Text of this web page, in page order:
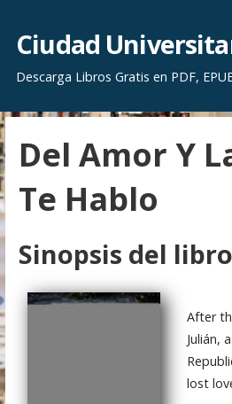
r
a
l
c
o
n
e
n
i
d
o
Ciudad
Descarga Libros Gratis en PDF,
Del Amor Y
Te Hablo
Sinopsis del libro
After
Julián,
lost